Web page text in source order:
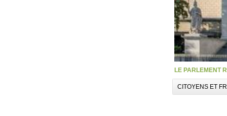
LE PARLEMENT
CITOYENS ET